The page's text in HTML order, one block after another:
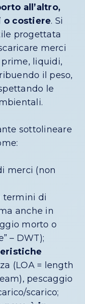
all’altro,
o costiere. Si
progettata
merci
liquidi,
il peso,
le
sottolineare
merci (non
termini di
anche in
morto o
– DWT);
(LOA = length
pescaggio
scarico;